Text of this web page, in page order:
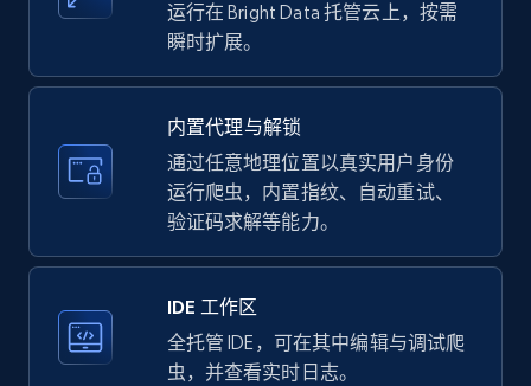
LinkedIn company information
ID, Name, Country code, Locations, Followers,
Employees in linkedin, About, Specialties, and
more.
Instagram - Profiles
运行在 Bright Data 托管云上，按需
瞬时扩展。
内置代理与解锁
通过任意地理位置以真实用户身份
运行爬虫，内置指纹、自动重试、
验证码求解等能力。
IDE 工作区
全托管 IDE，可在其中编辑与调试爬
虫，并查看实时日志。